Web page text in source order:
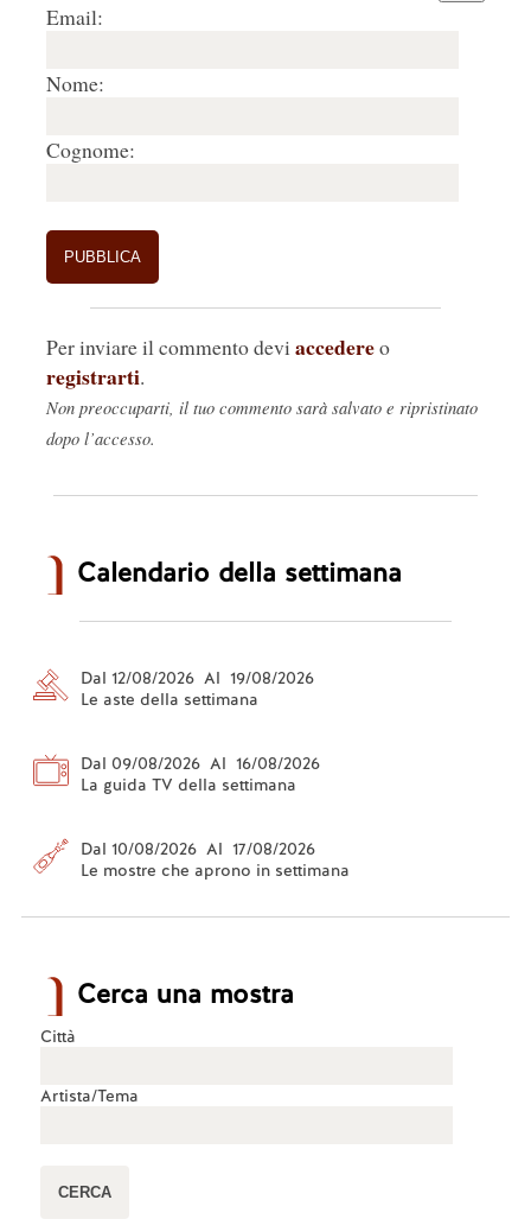
Email:
Nome:
Cognome:
Per inviare il commento devi accedereo
registrarti.
Non preoccuparti, il tuo commento sarà salvato e ripristinato
dopo l’accesso.
Calendario della settimana
Dal 12/08/2026 Al 19/08/2026
Le aste della settimana
Dal 09/08/2026 Al 16/08/2026
La guida TV della settimana
Dal 10/08/2026 Al 17/08/2026
Le mostre che aprono in settimana
Cerca una mostra
Città
Artista/Tema